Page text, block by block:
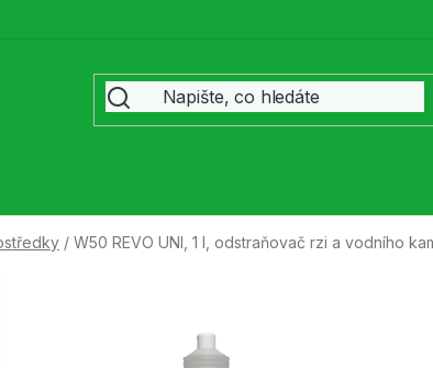
/ W50 REVO UNI, 1 l, odstraňovač rzi a vodního